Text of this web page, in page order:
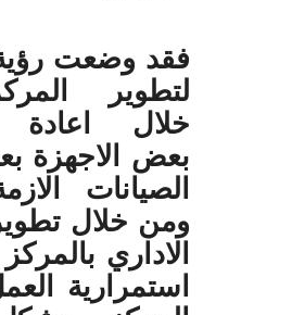
فقد وضعت
لتطوير
خلال اعادة
بعض الاجهزة
الصيانات
ومن خلال
الاداري
استمرارية